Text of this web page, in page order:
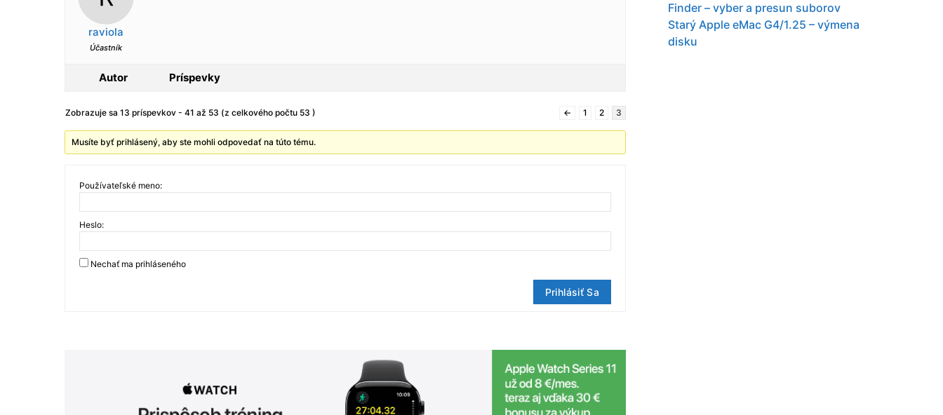
raviola
Účastník
Autor Príspevky
Zobrazuje sa 13 príspevkov - 41 až 53 (z celkového počtu 53 ) ← 1 2 3
Musíte byť prihlásený, aby ste mohli odpovedať na túto tému.
Používateľské meno:
Heslo:
Nechať ma prihláseného
Prihlásiť Sa
Finder – vyber a presun suborov
Starý Apple eMac G4/1.25 – výmena
disku